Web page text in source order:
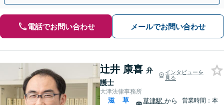
電話でお問い合わせ メールでお問い合わせ
辻井 康喜 弁
護士
インタビューを
見る
大津法律事務所
滋
草
草津駅から
営業時間：本